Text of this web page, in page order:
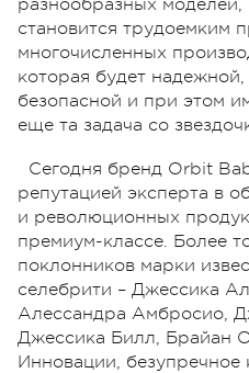
разнообразных
становится трудоемким
многочисленных
которая будет
безопасной и при этом
еще та задача со
Сегодня бренд Orbit
репутацией эксперта в
и революционных
премиум-классе. Более
поклонников марки
селебрити – Джессика
Алессандра Амбросио,
Джессика Билл, Брайан
Инновации, безупречное